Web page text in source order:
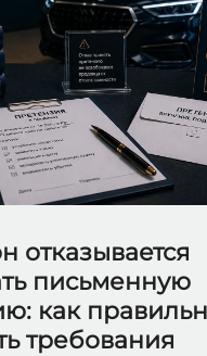
отказывается
письменную
как
требования